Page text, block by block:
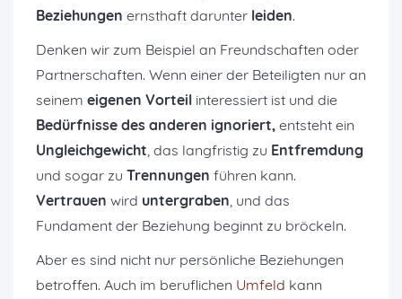
Beziehungen ernsthaft darunter leiden.
Denken wir zum Beispiel an Freundschaften oder
Partnerschaften. Wenn einer der Beteiligten nur an
seinem eigenen Vorteil interessiert ist und die
Bedürfnisse des anderen ignoriert, entsteht ein
Ungleichgewicht , das langfristig zu Entfremdung
und sogar zu Trennungen führen kann.
Vertrauen wird untergraben , und das
Fundament der Beziehung beginnt zu bröckeln.
Aber es sind nicht nur persönliche Beziehungen
betroffen. Auch im beruflichen Umfeld kann